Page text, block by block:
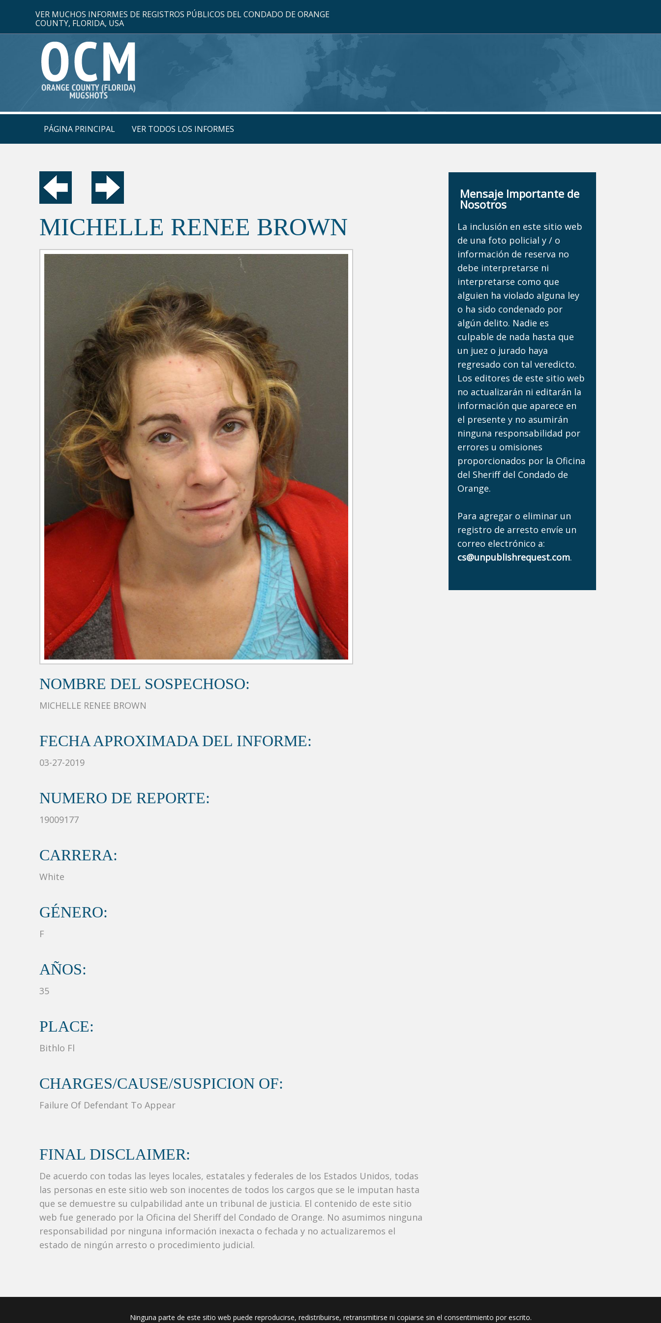
VER MUCHOS INFORMES DE REGISTROS PÚBLICOS DEL CONDADO DE ORANGE
COUNTY, FLORIDA, USA
PÁGINA PRINCIPAL VER TODOS LOS INFORMES
MICHELLE RENEE BROWN
NOMBRE DEL SOSPECHOSO:
MICHELLE RENEE BROWN
FECHA APROXIMADA DEL INFORME:
03-27-2019
NUMERO DE REPORTE:
19009177
CARRERA:
White
GÉNERO:
F
AÑOS:
35
PLACE:
Bithlo Fl
CHARGES/CAUSE/SUSPICION OF:
Failure Of Defendant To Appear
FINAL DISCLAIMER:
De acuerdo con todas las leyes locales, estatales y federales de los Estados Unidos, todas
las personas en este sitio web son inocentes de todos los cargos que se le imputan hasta
que se demuestre su culpabilidad ante un tribunal de justicia. El contenido de este sitio
web fue generado por la Oficina del Sheriff del Condado de Orange. No asumimos ninguna
responsabilidad por ninguna información inexacta o fechada y no actualizaremos el
estado de ningún arresto o procedimiento judicial.
Mensaje Importante de
Nosotros
La inclusión en este sitio web
de una foto policial y / o
información de reserva no
debe interpretarse ni
interpretarse como que
alguien ha violado alguna ley
o ha sido condenado por
algún delito. Nadie es
culpable de nada hasta que
un juez o jurado haya
regresado con tal veredicto.
Los editores de este sitio web
no actualizarán ni editarán la
información que aparece en
el presente y no asumirán
ninguna responsabilidad por
errores u omisiones
proporcionados por la Oficina
del Sheriff del Condado de
Orange.
Para agregar o eliminar un
registro de arresto envíe un
correo electrónico a:
cs@unpublishrequest.com.
Ninguna parte de este sitio web puede reproducirse, redistribuirse, retransmitirse ni copiarse sin el consentimiento por escrito.